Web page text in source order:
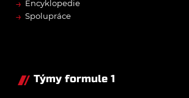
→ Encyklopedie
→ Spolupráce
Týmy formule 1